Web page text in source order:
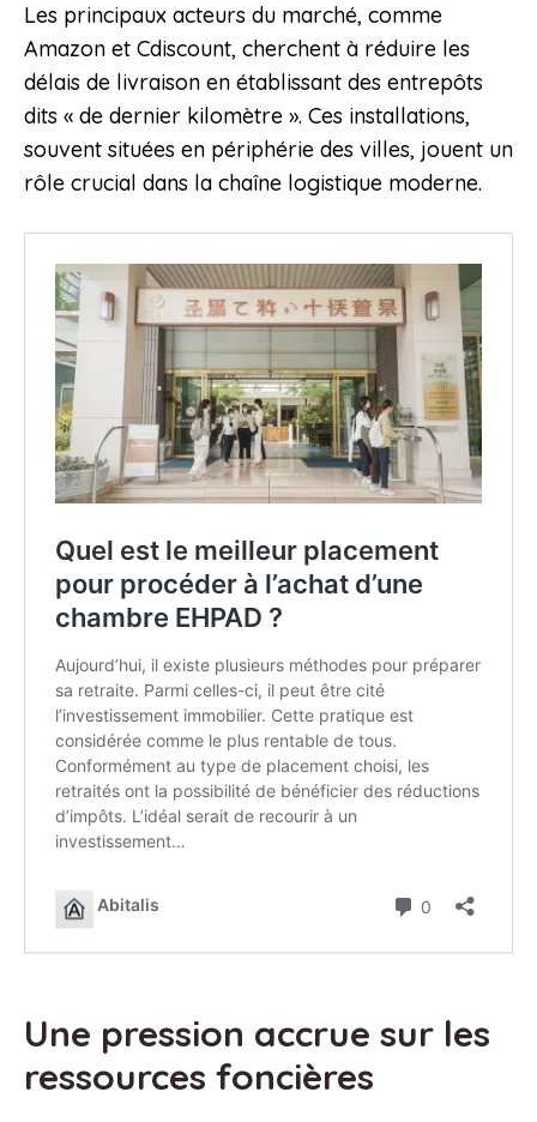
Les principaux acteurs du marché, comme
Amazon et Cdiscount, cherchent à réduire les
délais de livraison en établissant des entrepôts
dits « de dernier kilomètre ». Ces installations,
souvent situées en périphérie des villes, jouent un
rôle crucial dans la chaîne logistique moderne.
Une pression accrue sur les
ressources foncières